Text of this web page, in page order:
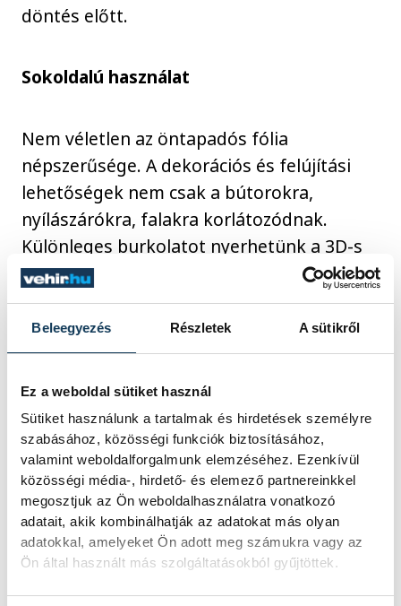
Beleegyezés Részletek A sütikről
Ez a weboldal sütiket használ
Sütiket használunk a tartalmak és hirdetések személyre
szabásához, közösségi funkciók biztosításához,
valamint weboldalforgalmunk elemzéséhez. Ezenkívül
közösségi média-, hirdető- és elemező partnereinkkel
megosztjuk az Ön weboldalhasználatra vonatkozó
adatait, akik kombinálhatják az adatokat más olyan
adatokkal, amelyeket Ön adott meg számukra vagy az
Ön által használt más szolgáltatásokból gyűjtöttek.
döntés előtt.
Sokoldalú használat
Nem véletlen az öntapadós fólia
népszerűsége. A dekorációs és felújítási
lehetőségek nem csak a bútorokra,
nyílászárókra, falakra korlátozódnak.
Különleges burkolatot nyerhetünk a 3D-s
csempematricával vagy a kifejezetten
padlóra alkalmazható anyagokkal. Az
öntapadós fólia sokoldalú
felhasználásához igazodva, a tapéták
funkciójától függően különféle
termékminta csomagok rendelhetők. Aki
szívesen nyitna a tükör-, illetve üvegfóliák
világa felé, annak is lehetősége van
termékmintákon keresztül ismerkedni
ezekkel a típusokkal. A dekor és üvegfólia
mellett padlóra alkalmazható
termékmintát is rendelhetünk.